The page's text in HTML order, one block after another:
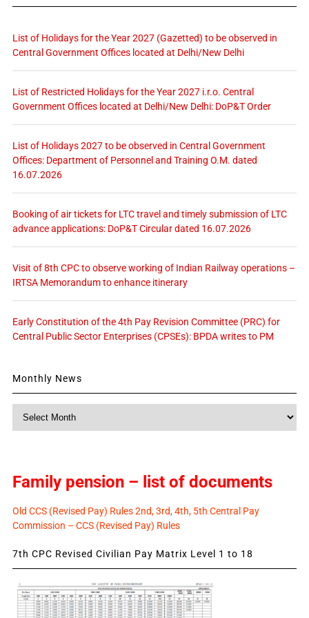
List of Holidays for the Year 2027 (Gazetted) to be observed in
Central Government Offices located at Delhi/New Delhi
List of Restricted Holidays for the Year 2027 i.r.o. Central
Government Offices located at Delhi/New Delhi: DoP&T Order
List of Holidays 2027 to be observed in Central Government
Offices: Department of Personnel and Training O.M. dated
16.07.2026
Booking of air tickets for LTC travel and timely submission of LTC
advance applications: DoP&T Circular dated 16.07.2026
Visit of 8th CPC to observe working of Indian Railway operations –
IRTSA Memorandum to enhance itinerary
Early Constitution of the 4th Pay Revision Committee (PRC) for
Central Public Sector Enterprises (CPSEs): BPDA writes to PM
Monthly News
Family pension – list of documents
Old CCS (Revised Pay) Rules 2nd, 3rd, 4th, 5th Central Pay
Commission – CCS (Revised Pay) Rules
7th CPC Revised Civilian Pay Matrix Level 1 to 18